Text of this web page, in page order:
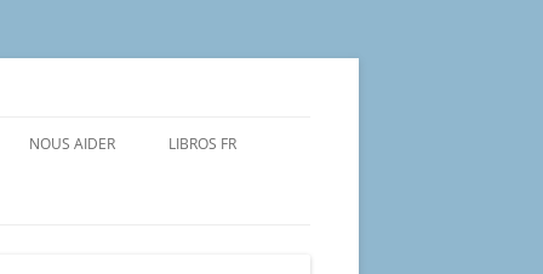
NOUS AIDER LIBROS FR